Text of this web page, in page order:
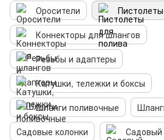
Оросители
Коннекторы для шлангов
Резьбы и адаптеры
Катушки, тележки и боксы
Шланги поливочные
Садовые колонки